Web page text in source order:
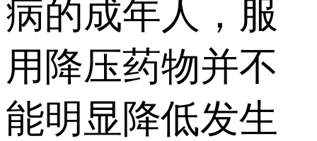
病的成年人，服
用降压药物并不
能明显降低发生